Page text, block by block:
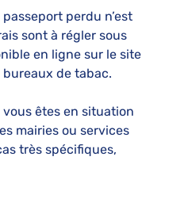
perdu n’est
sont à régler sous
en ligne sur le site
de tabac.
êtes en situation
mairies ou services
très spécifiques,